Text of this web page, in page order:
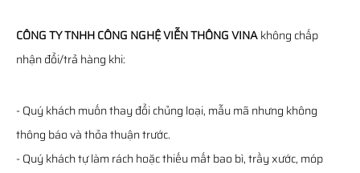
CÔNG TY TNHH CÔNG NGHỆ VIỄN THÔNG VINAkhông chấp
nhận đổi/trả hàng khi:
- Quý khách muốn thay đổi chủng loại, mẫu mã nhưng không
thông báo và thỏa thuận trước.
- Quý khách tự làm rách hoặc thiếu mất bao bì, trầy xước, móp